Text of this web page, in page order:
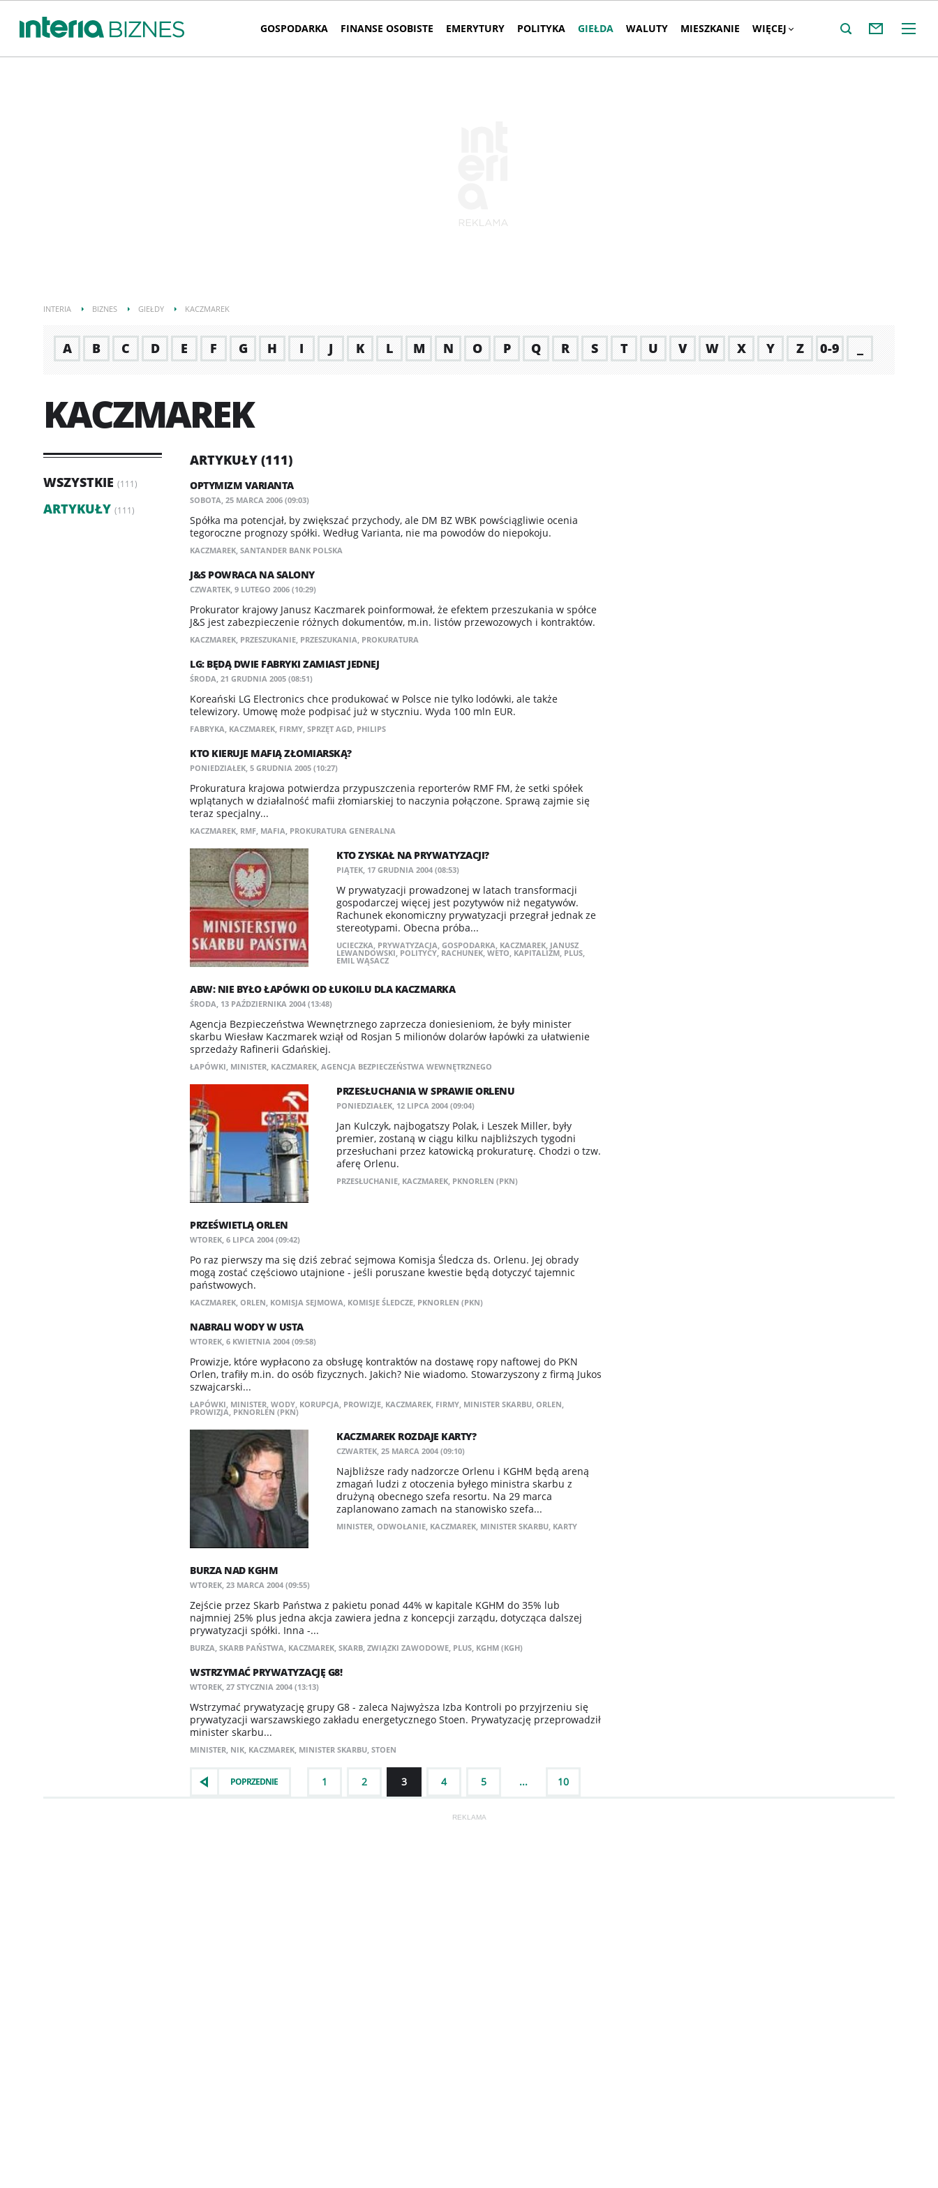
GOSPODARKA FINANSE OSOBISTE EMERYTURY POLITYKA GIEŁDA WALUTY MIESZKANIE WIĘCEJ
INTERIA BIZNES GIEŁDY KACZMAREK
A B C D E F G H I J K L M N O P Q R S T U V W X Y Z 0-9
KACZMAREK
WSZYSTKIE (111)
ARTYKUŁY (111)
ARTYKUŁY (111)
OPTYMIZM VARIANTA
SOBOTA, 25 MARCA 2006 (09:03)
Spółka ma potencjał, by zwiększać przychody, ale DM BZ WBK powściągliwie ocenia
tegoroczne prognozy spółki. Według Varianta, nie ma powodów do niepokoju.
KACZMAREK, SANTANDER BANK POLSKA
J&S POWRACA NA SALONY
CZWARTEK, 9 LUTEGO 2006 (10:29)
Prokurator krajowy Janusz Kaczmarek poinformował, że efektem przeszukania w spółce
J&S jest zabezpieczenie różnych dokumentów, m.in. listów przewozowych i kontraktów.
KACZMAREK, PRZESZUKANIE, PRZESZUKANIA, PROKURATURA
LG: BĘDĄ DWIE FABRYKI ZAMIAST JEDNEJ
ŚRODA, 21 GRUDNIA 2005 (08:51)
Koreański LG Electronics chce produkować w Polsce nie tylko lodówki, ale także
telewizory. Umowę może podpisać już w styczniu. Wyda 100 mln EUR.
FABRYKA, KACZMAREK, FIRMY, SPRZĘT AGD, PHILIPS
KTO KIERUJE MAFIĄ ZŁOMIARSKĄ?
PONIEDZIAŁEK, 5 GRUDNIA 2005 (10:27)
Prokuratura krajowa potwierdza przypuszczenia reporterów RMF FM, że setki spółek
wplątanych w działalność mafii złomiarskiej to naczynia połączone. Sprawą zajmie się
teraz specjalny...
KACZMAREK, RMF, MAFIA, PROKURATURA GENERALNA
KTO ZYSKAŁ NA PRYWATYZACJI?
PIĄTEK, 17 GRUDNIA 2004 (08:53)
W prywatyzacji prowadzonej w latach transformacji
gospodarczej więcej jest pozytywów niż negatywów.
Rachunek ekonomiczny prywatyzacji przegrał jednak ze
stereotypami. Obecna próba...
UCIECZKA, PRYWATYZACJA, GOSPODARKA, KACZMAREK, JANUSZ
LEWANDOWSKI, POLITYCY, RACHUNEK, WETO, KAPITALIZM, PLUS,
EMIL WĄSACZ
ABW: NIE BYŁO ŁAPÓWKI OD ŁUKOILU DLA KACZMARKA
ŚRODA, 13 PAŹDZIERNIKA 2004 (13:48)
Agencja Bezpieczeństwa Wewnętrznego zaprzecza doniesieniom, że były minister
skarbu Wiesław Kaczmarek wziął od Rosjan 5 milionów dolarów łapówki za ułatwienie
sprzedaży Rafinerii Gdańskiej.
ŁAPÓWKI, MINISTER, KACZMAREK, AGENCJA BEZPIECZEŃSTWA WEWNĘTRZNEGO
PRZESŁUCHANIA W SPRAWIE ORLENU
PONIEDZIAŁEK, 12 LIPCA 2004 (09:04)
Jan Kulczyk, najbogatszy Polak, i Leszek Miller, były
premier, zostaną w ciągu kilku najbliższych tygodni
przesłuchani przez katowicką prokuraturę. Chodzi o tzw.
aferę Orlenu.
PRZESŁUCHANIE, KACZMAREK, PKNORLEN (PKN)
PRZEŚWIETLĄ ORLEN
WTOREK, 6 LIPCA 2004 (09:42)
Po raz pierwszy ma się dziś zebrać sejmowa Komisja Śledcza ds. Orlenu. Jej obrady
mogą zostać częściowo utajnione - jeśli poruszane kwestie będą dotyczyć tajemnic
państwowych.
KACZMAREK, ORLEN, KOMISJA SEJMOWA, KOMISJE ŚLEDCZE, PKNORLEN (PKN)
NABRALI WODY W USTA
WTOREK, 6 KWIETNIA 2004 (09:58)
Prowizje, które wypłacono za obsługę kontraktów na dostawę ropy naftowej do PKN
Orlen, trafiły m.in. do osób fizycznych. Jakich? Nie wiadomo. Stowarzyszony z firmą Jukos
szwajcarski...
ŁAPÓWKI, MINISTER, WODY, KORUPCJA, PROWIZJE, KACZMAREK, FIRMY, MINISTER SKARBU, ORLEN,
PROWIZJA, PKNORLEN (PKN)
KACZMAREK ROZDAJE KARTY?
CZWARTEK, 25 MARCA 2004 (09:10)
Najbliższe rady nadzorcze Orlenu i KGHM będą areną
zmagań ludzi z otoczenia byłego ministra skarbu z
drużyną obecnego szefa resortu. Na 29 marca
zaplanowano zamach na stanowisko szefa...
MINISTER, ODWOŁANIE, KACZMAREK, MINISTER SKARBU, KARTY
BURZA NAD KGHM
WTOREK, 23 MARCA 2004 (09:55)
Zejście przez Skarb Państwa z pakietu ponad 44% w kapitale KGHM do 35% lub
najmniej 25% plus jedna akcja zawiera jedna z koncepcji zarządu, dotycząca dalszej
prywatyzacji spółki. Inna -...
BURZA, SKARB PAŃSTWA, KACZMAREK, SKARB, ZWIĄZKI ZAWODOWE, PLUS, KGHM (KGH)
WSTRZYMAĆ PRYWATYZACJĘ G8!
WTOREK, 27 STYCZNIA 2004 (13:13)
Wstrzymać prywatyzację grupy G8 - zaleca Najwyższa Izba Kontroli po przyjrzeniu się
prywatyzacji warszawskiego zakładu energetycznego Stoen. Prywatyzację przeprowadził
minister skarbu...
MINISTER, NIK, KACZMAREK, MINISTER SKARBU, STOEN
POPRZEDNIE 1 2 3 4 5 ... 10
REKLAMA